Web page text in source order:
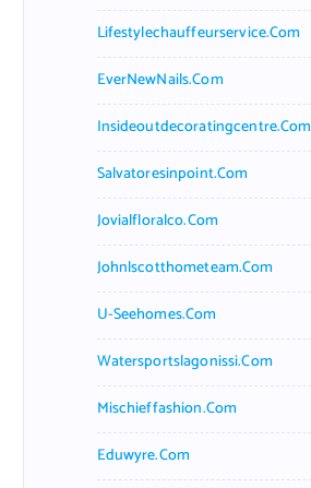
Lifestylechauffeurservice.com
EverNewNails.com
Insideoutdecoratingcentre.com
Salvatoresinpoint.com
Jovialfloralco.com
Johnlscotthometeam.com
U-Seehomes.com
Watersportslagonissi.com
Mischieffashion.com
Eduwyre.com